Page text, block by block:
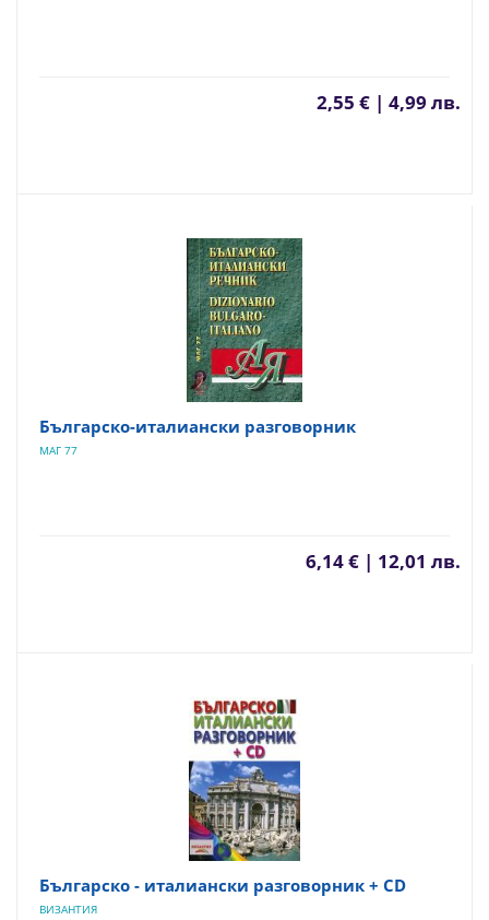
2,55 € | 4,99 лв.
Българско-италиански разговорник
МАГ 77
6,14 € | 12,01 лв.
Българско - италиански разговорник + CD
ВИЗАНТИЯ